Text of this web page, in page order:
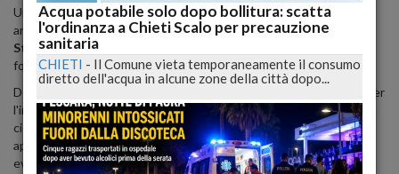
Una sorpresa gradita a tutti i followers della bellissima modella
argentinaDayane Melloche dopo il successo a "Ballando con le
Stelle" ha decuplicato i suoi fans ed è tornata a spogliarsi per i
fotografi ed in marchi più ambiti del mondo.
Dopo la settimana della moda a
in cui ha dato "scandalo" per
l'intervento al seno fatto così di recente che ancora presentava la
cicatrice, è tornata sui social più bollente che mai in foto in cui
appare completamentenuda"coperta" solo da alcuni stickers per
evitare la censura del social network fotografico.
Acqua potabile solo dopo bollitura: scatta
l'ordinanza a Chieti Scalo per precauzione
sanitaria
CHIETI - Il Comune vieta temporaneamente il consumo
diretto dell'acqua in alcune zone della città dopo...